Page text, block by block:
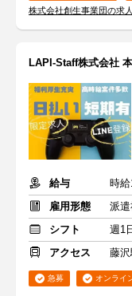
株式会社創生事業団の求
LAPI-Staff株式会社
給与
雇用形態
派遣
シフト
週1
アクセス
藤沢
急募 オンライ